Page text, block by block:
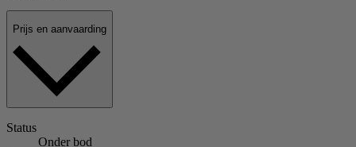
Prijs en aanvaarding
Status
Onder bod